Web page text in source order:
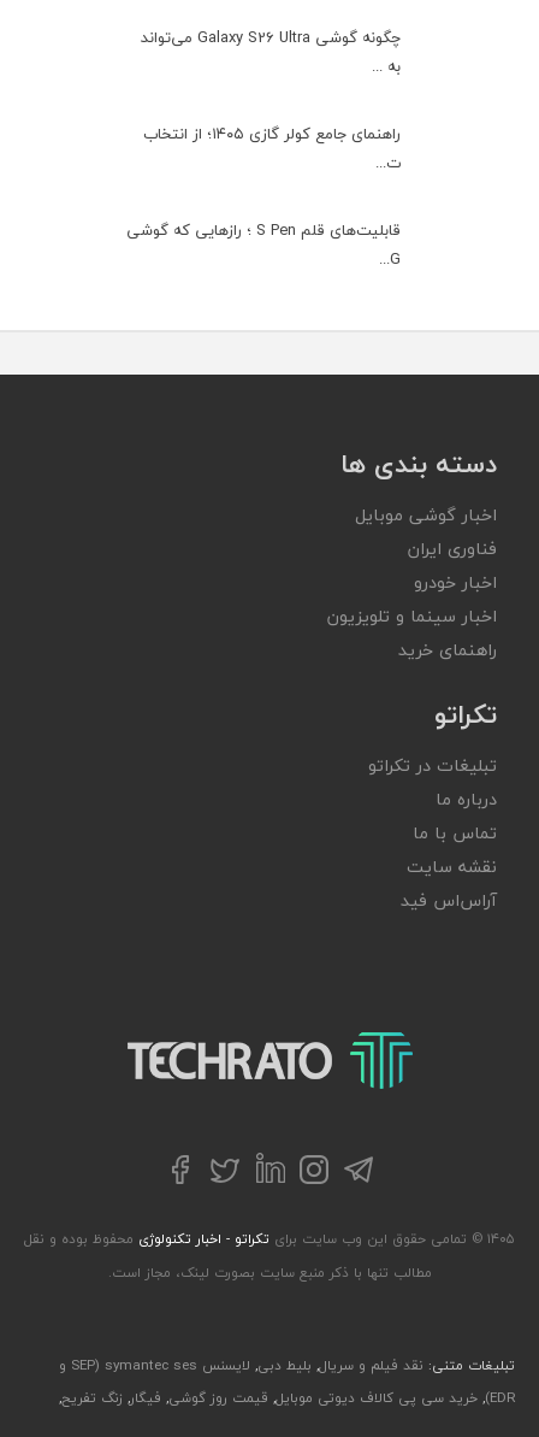
چگونه گوشی Galaxy S26 Ultra می‌تواند
به ...
راهنمای جامع کولر گازی ۱۴۰۵؛ از انتخاب
ت...
قابلیت‌های قلم S Pen ؛ رازهایی که گوشی
G...
دسته بندی ها
اخبار گوشی موبایل
فناوری ایران
اخبار خودرو
اخبار سینما و تلویزیون
راهنمای خرید
تکراتو
تبلیغات در تکراتو
درباره ما
تماس با ما
نقشه سایت
آر‌اس‌اس فید
تکراتو – زندگی با تکنولوژی
تلگراماینستاگرام
لینکداینتوییترفیسبوک
۱۴۰۵ © تمامی حقوق این وب سایت برای تکراتو - اخبار تکنولوژی محفوظ بوده و نقل
مطالب تنها با ذکر منبع سایت بصورت لینک، مجاز است.
تبلیغات متنی: نقد فیلم و سریال, بلیط دبی,
لایسنس symantec ses (SEP و
EDR)
, خرید سی پی کالاف دیوتی موبایل, قیمت روز گوشی, فیگار, زنگ تفریح,